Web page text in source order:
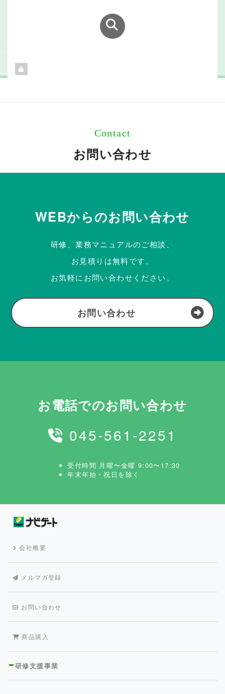
Contact
お問い合わせ
WEBからのお問い合わせ
研修、業務マニュアルのご相談、
お見積りは無料です。
お気軽にお問い合わせください。
お問い合わせ
お電話でのお問い合わせ
045-561-2251
受付時間 月曜〜金曜 9:00〜17:30
年末年始・祝日を除く
会社概要
メルマガ登録
お問い合わせ
商品購入
研修支援事業